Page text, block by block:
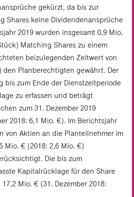
gekürzt, da bis zur
Shares keine Dividendenansprüche
2019 wurden insgesamt 0,9 Mio.
Matching Shares zu einem
beizulegenden Zeitwert von
den Planberechtigten gewährt. Der
bis zum Ende der Dienstzeitperiode
zu erfassen und beträgt
zum 31. Dezember 2019
2018: 6,1 Mio. €). Im Berichtsjahr
von Aktien an die Planteilnehmer im
Mio. € (2018: 2,6 Mio. €)
Die bis zum
Kapitalrücklage für den Share
Mio. € (31. Dezember 2018: